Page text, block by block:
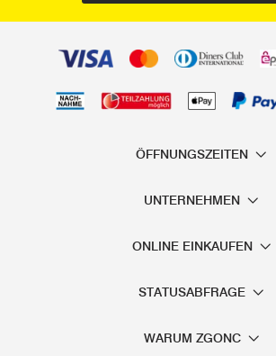
ÖFFNUNGSZEITEN
UNTERNEHMEN
ONLINE EINKAUFEN
STATUSABFRAGE
WARUM ZGONC